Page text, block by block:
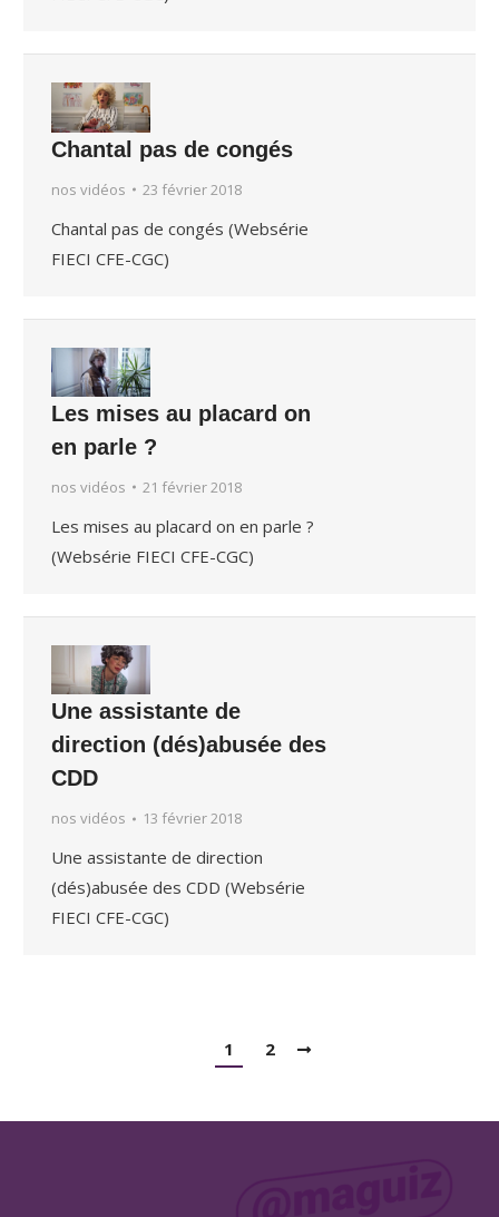
Chantal pas de congés
nos vidéos 23 février 2018
Chantal pas de congés (Websérie
FIECI CFE-CGC)
Les mises au placard on
en parle ?
nos vidéos 21 février 2018
Les mises au placard on en parle ?
(Websérie FIECI CFE-CGC)
Une assistante de
direction (dés)abusée des
CDD
nos vidéos 13 février 2018
Une assistante de direction
(dés)abusée des CDD (Websérie
FIECI CFE-CGC)
1 2